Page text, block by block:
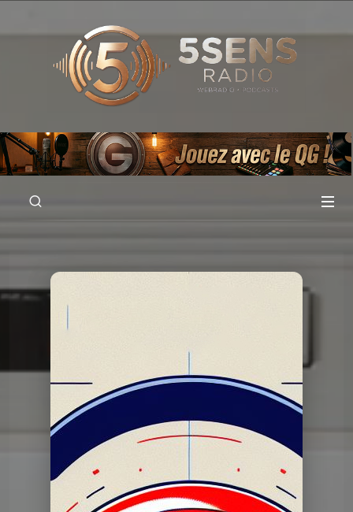
Dans mon tiroir
DMT du 11 06 2024
Dans mon tiroir DMT du 11 06 2024
Dans mon tiroir
Pilote dans mon tiroir 27 juin